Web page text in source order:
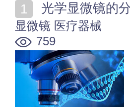
光学显微镜的
显微镜 医疗器械
759